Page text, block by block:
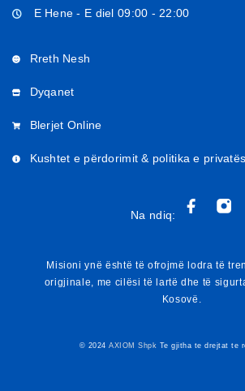
E Hene - E diel 09:00 - 22:00
Rreth Nesh
Dyqanet
Blerjet Online
Kushtet e përdorimit & politika e
Na ndiq:
Misioni ynë është të ofrojmë lodra të
origjinale, me cilësi të lartë dhe të
Kosovë.
© 2024AXIOM Shpk Te gjitha te drejtat te